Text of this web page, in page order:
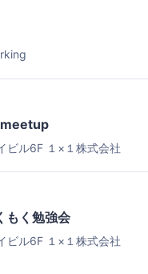
meetup
ビル6F １×１株式会社
もく勉強会
ビル6F １×１株式会社